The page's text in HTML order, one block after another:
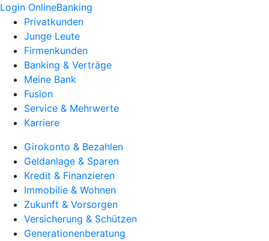
Login OnlineBanking
Privatkunden
Junge Leute
Firmenkunden
Banking & Verträge
Meine Bank
Fusion
Service & Mehrwerte
Karriere
Girokonto & Bezahlen
Geldanlage & Sparen
Kredit & Finanzieren
Immobilie & Wohnen
Zukunft & Vorsorgen
Versicherung & Schützen
Generationenberatung